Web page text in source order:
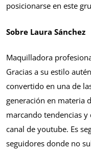
posicionarse en este
Sobre Laura Sánchez
Maquilladora
Gracias a su estilo
convertido en una de
generación en materia
marcando tendencias
canal de youtube. Es
seguidores donde no